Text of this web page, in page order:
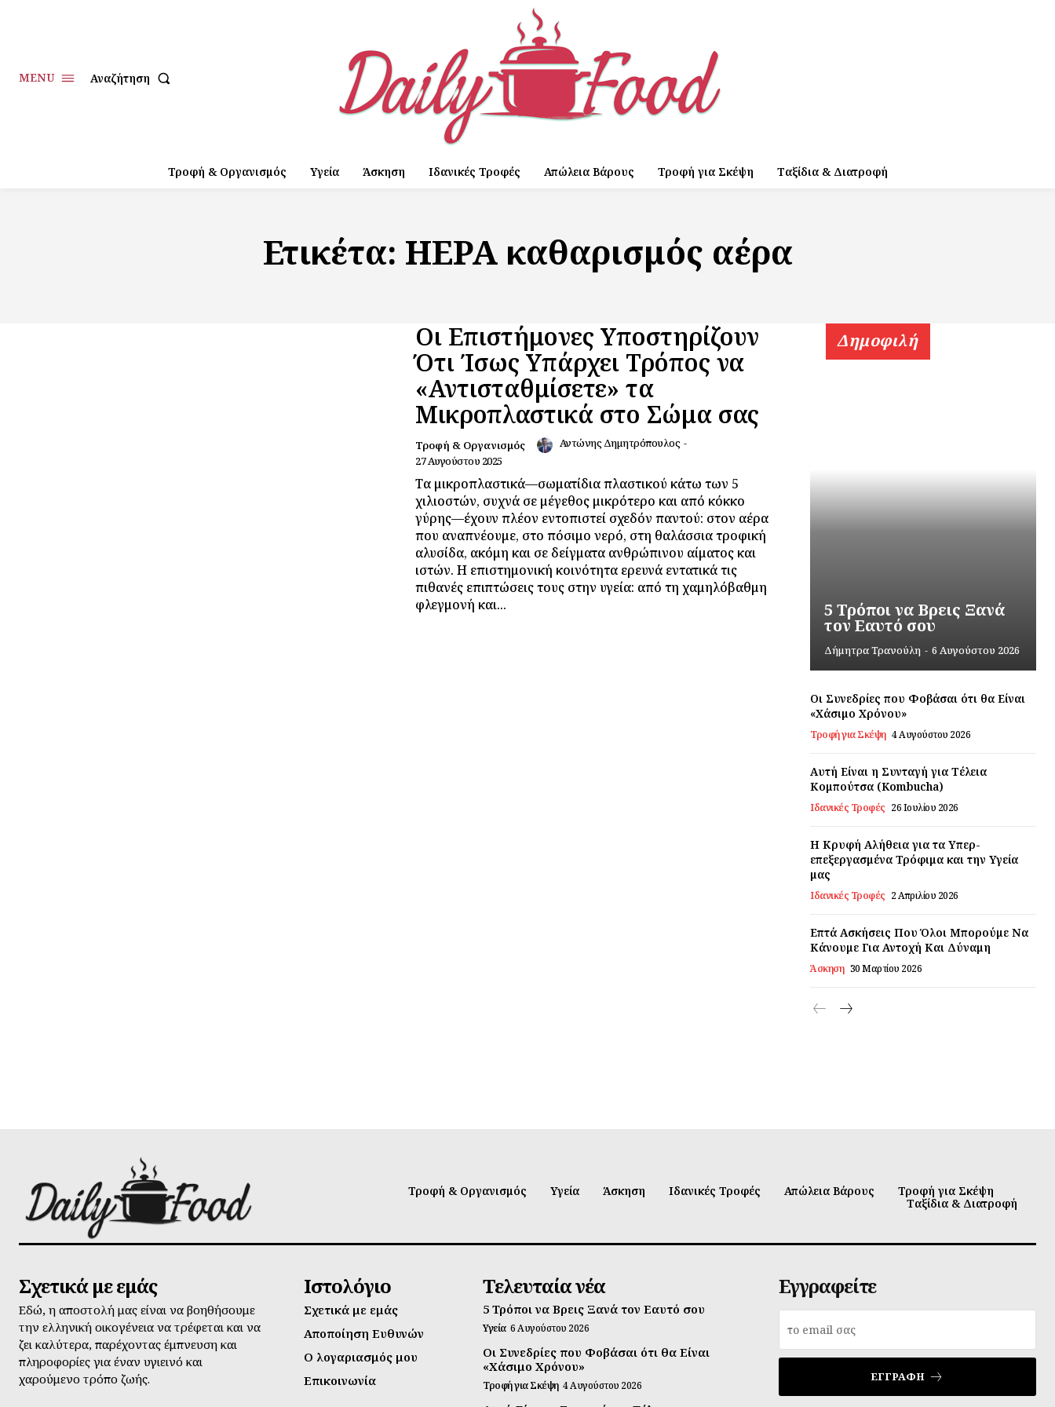
MENU Αναζήτηση
Τροφή & Οργανισμός Υγεία Άσκηση Ιδανικές Τροφές Απώλεια Βάρους Τροφή για Σκέψη Ταξίδια & Διατροφή
Ετικέτα: HEPA καθαρισμός αέρα
Οι Επιστήμονες Υποστηρίζουν
Ότι Ίσως Υπάρχει Τρόπος να
«Αντισταθμίσετε» τα
Μικροπλαστικά στο Σώμα σας
Τροφή & Οργανισμός Αντώνης Δημητρόπουλος -
27 Αυγούστου 2025
Τα μικροπλαστικά—σωματίδια πλαστικού κάτω των 5
χιλιοστών, συχνά σε μέγεθος μικρότερο και από κόκκο
γύρης—έχουν πλέον εντοπιστεί σχεδόν παντού: στον αέρα
που αναπνέουμε, στο πόσιμο νερό, στη θαλάσσια τροφική
αλυσίδα, ακόμη και σε δείγματα ανθρώπινου αίματος και
ιστών. Η επιστημονική κοινότητα ερευνά εντατικά τις
πιθανές επιπτώσεις τους στην υγεία: από τη χαμηλόβαθμη
φλεγμονή και...
Δημοφιλή
5 Τρόποι να Βρεις Ξανά
τον Εαυτό σου
Δήμητρα Τρανούλη - 6 Αυγούστου 2026
Οι Συνεδρίες που Φοβάσαι ότι θα Είναι
«Χάσιμο Χρόνου»
Τροφή για Σκέψη 4 Αυγούστου 2026
Αυτή Είναι η Συνταγή για Τέλεια
Κομπούτσα (Kombucha)
Ιδανικές Τροφές 26 Ιουλίου 2026
Η Κρυφή Αλήθεια για τα Υπερ-
επεξεργασμένα Τρόφιμα και την Υγεία
μας
Ιδανικές Τροφές 2 Απριλίου 2026
Επτά Ασκήσεις Που Όλοι Μπορούμε Να
Κάνουμε Για Αντοχή Και Δύναμη
Άσκηση 30 Μαρτίου 2026
Τροφή & Οργανισμός Υγεία Άσκηση Ιδανικές Τροφές Απώλεια Βάρους
Τροφή για Σκέψη
Ταξίδια & Διατροφή
Σχετικά με εμάς
Εδώ, η αποστολή μας είναι να βοηθήσουμε
την ελληνική οικογένεια να τρέφεται και να
ζει καλύτερα, παρέχοντας έμπνευση και
πληροφορίες για έναν υγιεινό και
χαρούμενο τρόπο ζωής.
Ιστολόγιο
Σχετικά με εμάς
Αποποίηση Ευθυνών
Ο λογαριασμός μου
Επικοινωνία
Τελευταία νέα
5 Τρόποι να Βρεις Ξανά τον Εαυτό σου
Υγεία 6 Αυγούστου 2026
Οι Συνεδρίες που Φοβάσαι ότι θα Είναι
«Χάσιμο Χρόνου»
Τροφή για Σκέψη 4 Αυγούστου 2026
Εγγραφείτε
ΕΓΓΡΑΦΉ